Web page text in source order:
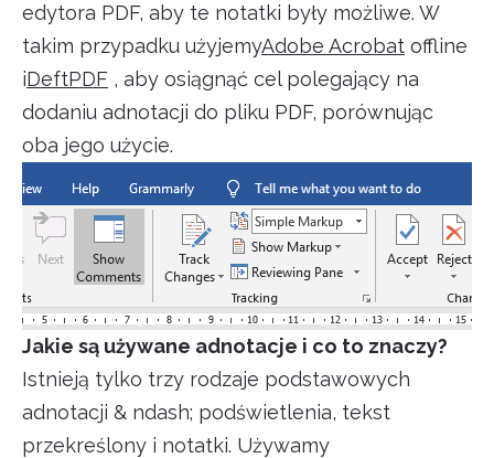
edytora PDF, aby te notatki były możliwe. W
takim przypadku użyjemyAdobe Acrobat offline
iDeftPDF , aby osiągnąć cel polegający na
dodaniu adnotacji do pliku PDF, porównując
oba jego użycie.
Jakie są używane adnotacje i co to znaczy?
Istnieją tylko trzy rodzaje podstawowych
adnotacji & ndash; podświetlenia, tekst
przekreślony i notatki. Używamy